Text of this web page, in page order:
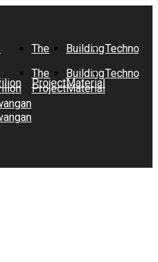
The
Project
Building
Material
The
Project
Building
Material